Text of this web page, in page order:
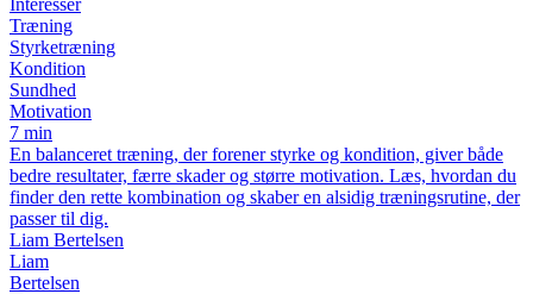
Træning
Styrketræning
Kondition
Sundhed
Motivation
7 min
En balanceret træning, der forener styrke og kondition, giver både
bedre resultater, færre skader og større motivation. Læs, hvordan du
finder den rette kombination og skaber en alsidig træningsrutine, der
passer til dig.
Liam Bertelsen
Liam
Bertelsen